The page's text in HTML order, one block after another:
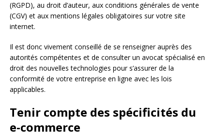
(RGPD), au droit d’auteur, aux conditions générales de vente
(CGV) et aux mentions légales obligatoires sur votre site
internet.
Il est donc vivement conseillé de se renseigner auprès des
autorités compétentes et de consulter un avocat spécialisé en
droit des nouvelles technologies pour s’assurer de la
conformité de votre entreprise en ligne avec les lois
applicables.
Tenir compte des spécificités du
e-commerce